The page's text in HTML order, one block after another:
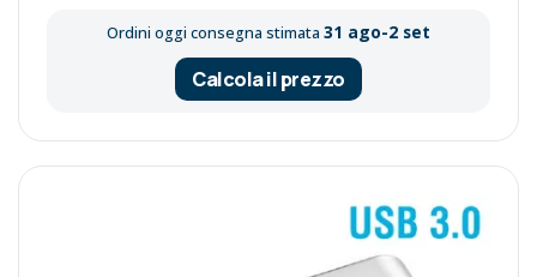
Ordini oggi consegna stimata 31 ago-2 set
Calcola il prezzo